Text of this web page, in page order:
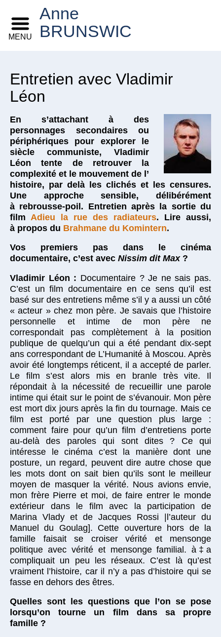
Anne
BRUNSWIC
MENU
Entretien avec Vladimir
Léon
En s’attachant à des
personnages secondaires ou
périphériques pour explorer le
siècle communiste, Vladimir
Léon tente de retrouver la
complexité et le mouvement de l’
histoire, par delà les clichés et les censures.
Une approche sensible, délibérément
à rebrousse-poil. Entretien après la sortie du
film Adieu la rue des radiateurs. Lire aussi,
à propos du Brahmane du Komintern.
Vos premiers pas dans le cinéma
documentaire, c’est avec Nissim dit Max?
Vladimir Léon : Documentaire ? Je ne sais pas.
C’est un film documentaire en ce sens qu’il est
basé sur des entretiens même s’il y a aussi un côté
« acteur » chez mon père. Je savais que l’histoire
personnelle et intime de mon père ne
correspondait pas complètement à la position
publique de quelqu’un qui a été pendant dix-sept
ans correspondant de L’Humanité à Moscou. Après
avoir été longtemps réticent, il a accepté de parler.
Le film s’est alors mis en branle très vite. Il
répondait à la nécessité de recueillir une parole
intime qui était sur le point de s’évanouir. Mon père
est mort dix jours après la fin du tournage. Mais ce
film est porté par une question plus large :
comment faire pour qu’un film d’entretiens porte
au-delà des paroles qui sont dites ? Ce qui
intéresse le cinéma c’est la manière dont une
posture, un regard, peuvent dire autre chose que
les mots dont on sait bien qu’ils sont le meilleur
moyen de masquer la vérité. Nous avions envie,
mon frère Pierre et moi, de faire entrer le monde
extérieur dans le film avec la participation de
Marina Vlady et de Jacques Rossi |l’auteur du
Manuel du Goulag]. Cette ouverture hors de la
famille faisait se croiser vérité et mensonge
politique avec vérité et mensonge familial. à‡a
compliquait un peu les réseaux. C’est là qu’est
vraiment l’histoire, car il n’y a pas d’histoire qui se
fasse en dehors des êtres.
Quelles sont les questions que l’on se pose
lorsqu’on tourne un film dans sa propre
famille ?